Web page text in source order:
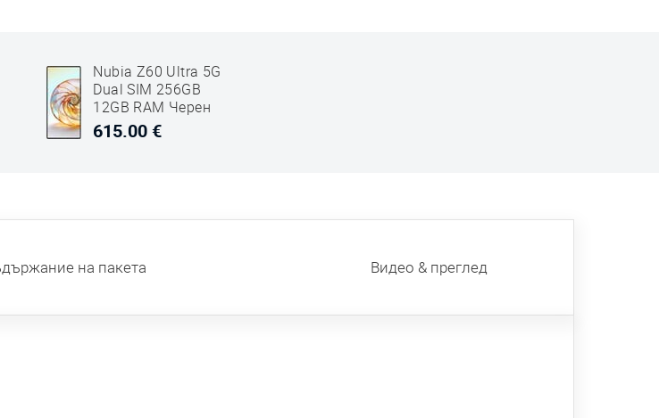
Nubia Z60 Ultra 5G
Dual SIM 256GB
12GB RAM Черен
615.00 €
на пакета Видео & преглед